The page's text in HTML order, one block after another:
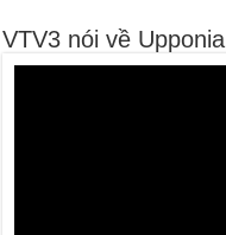
VTV3 nói về Upponia